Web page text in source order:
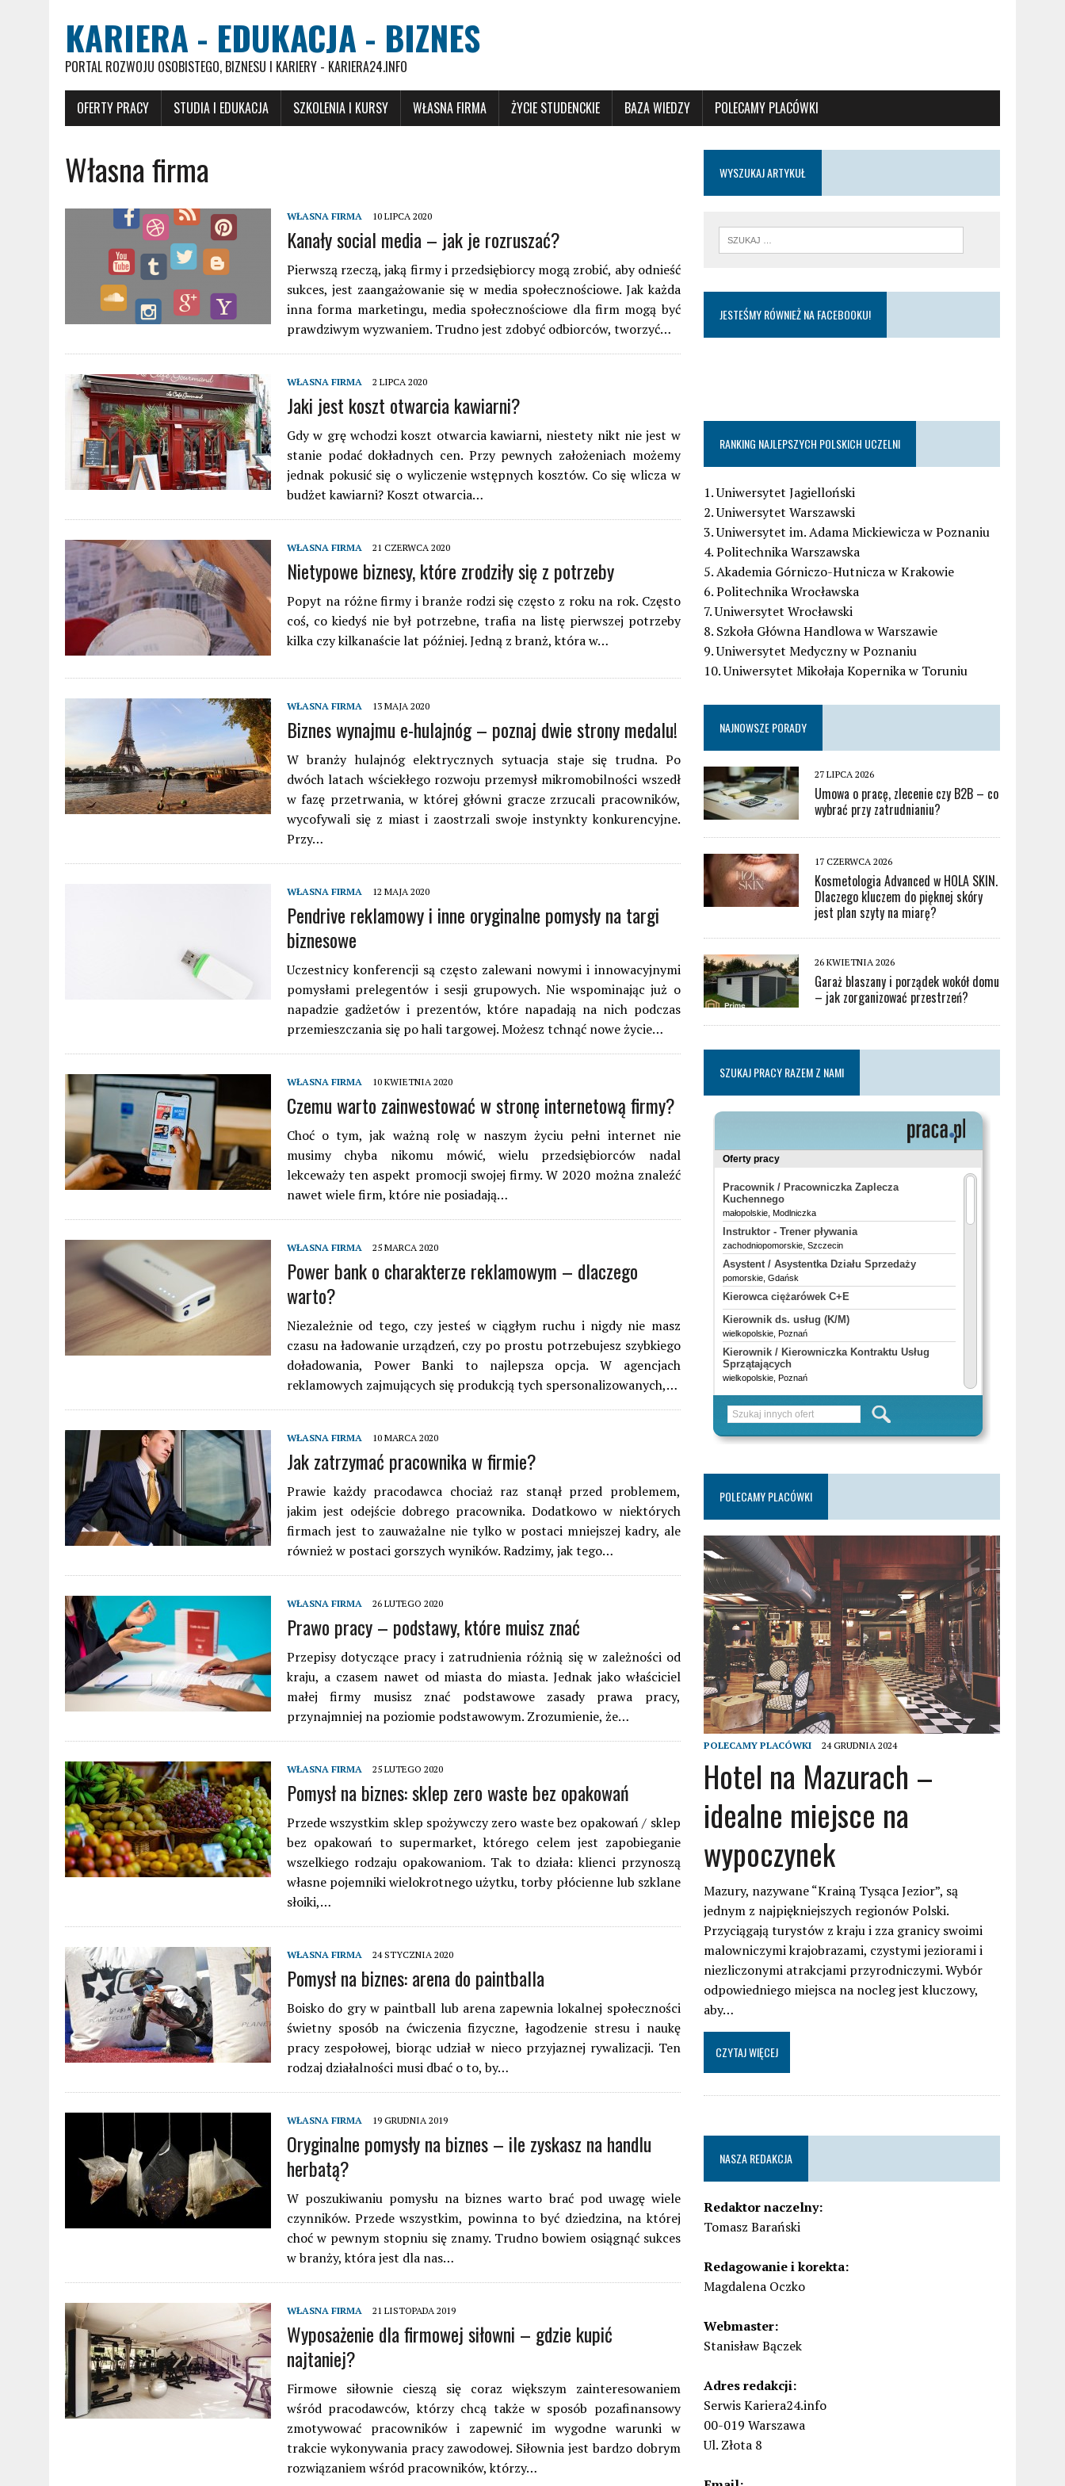
KARIERA - EDUKACJA - BIZNES
PORTAL ROZWOJU OSOBISTEGO, BIZNESU I KARIERY - KARIERA24.INFO
OFERTY PRACY STUDIA I EDUKACJA SZKOLENIA I KURSY WŁASNA FIRMA ŻYCIE STUDENCKIE BAZA WIEDZY POLECAMY PLACÓWKI
Własna firma
WŁASNA FIRMA 10 LIPCA 2020
Kanały social media – jak je rozruszać?
Pierwszą rzeczą, jaką firmy i przedsiębiorcy mogą zrobić, aby odnieść
sukces, jest zaangażowanie się w media społecznościowe. Jak każda
inna forma marketingu, media społecznościowe dla firm mogą być
prawdziwym wyzwaniem. Trudno jest zdobyć odbiorców, tworzyć…
WŁASNA FIRMA 2 LIPCA 2020
Jaki jest koszt otwarcia kawiarni?
Gdy w grę wchodzi koszt otwarcia kawiarni, niestety nikt nie jest w
stanie podać dokładnych cen. Przy pewnych założeniach możemy
jednak pokusić się o wyliczenie wstępnych kosztów. Co się wlicza w
budżet kawiarni? Koszt otwarcia…
WŁASNA FIRMA 21 CZERWCA 2020
Nietypowe biznesy, które zrodziły się z potrzeby
Popyt na różne firmy i branże rodzi się często z roku na rok. Często
coś, co kiedyś nie był potrzebne, trafia na listę pierwszej potrzeby
kilka czy kilkanaście lat później. Jedną z branż, która w…
WŁASNA FIRMA 13 MAJA 2020
Biznes wynajmu e-hulajnóg – poznaj dwie strony medalu!
W branży hulajnóg elektrycznych sytuacja staje się trudna. Po
dwóch latach wściekłego rozwoju przemysł mikromobilności wszedł
w fazę przetrwania, w której główni gracze zrzucali pracowników,
wycofywali się z miast i zaostrzali swoje instynkty konkurencyjne.
Przy…
WŁASNA FIRMA 12 MAJA 2020
Pendrive reklamowy i inne oryginalne pomysły na targi
biznesowe
Uczestnicy konferencji są często zalewani nowymi i innowacyjnymi
pomysłami prelegentów i sesji grupowych. Nie wspominając już o
napadzie gadżetów i prezentów, które napadają na nich podczas
przemieszczania się po hali targowej. Możesz tchnąć nowe życie…
WŁASNA FIRMA 10 KWIETNIA 2020
Czemu warto zainwestować w stronę internetową firmy?
Choć o tym, jak ważną rolę w naszym życiu pełni internet nie
musimy chyba nikomu mówić, wielu przedsiębiorców nadal
lekceważy ten aspekt promocji swojej firmy. W 2020 można znaleźć
nawet wiele firm, które nie posiadają…
WŁASNA FIRMA 25 MARCA 2020
Power bank o charakterze reklamowym – dlaczego
warto?
Niezależnie od tego, czy jesteś w ciągłym ruchu i nigdy nie masz
czasu na ładowanie urządzeń, czy po prostu potrzebujesz szybkiego
doładowania, Power Banki to najlepsza opcja. W agencjach
reklamowych zajmujących się produkcją tych spersonalizowanych,…
WŁASNA FIRMA 10 MARCA 2020
Jak zatrzymać pracownika w firmie?
Prawie każdy pracodawca chociaż raz stanął przed problemem,
jakim jest odejście dobrego pracownika. Dodatkowo w niektórych
firmach jest to zauważalne nie tylko w postaci mniejszej kadry, ale
również w postaci gorszych wyników. Radzimy, jak tego…
WŁASNA FIRMA 26 LUTEGO 2020
Prawo pracy – podstawy, które muisz znać
Przepisy dotyczące pracy i zatrudnienia różnią się w zależności od
kraju, a czasem nawet od miasta do miasta. Jednak jako właściciel
małej firmy musisz znać podstawowe zasady prawa pracy,
przynajmniej na poziomie podstawowym. Zrozumienie, że…
WŁASNA FIRMA 25 LUTEGO 2020
Pomysł na biznes: sklep zero waste bez opakowań
Przede wszystkim sklep spożywczy zero waste bez opakowań / sklep
bez opakowań to supermarket, którego celem jest zapobieganie
wszelkiego rodzaju opakowaniom. Tak to działa: klienci przynoszą
własne pojemniki wielokrotnego użytku, torby płócienne lub szklane
słoiki,…
WŁASNA FIRMA 24 STYCZNIA 2020
Pomysł na biznes: arena do paintballa
Boisko do gry w paintball lub arena zapewnia lokalnej społeczności
świetny sposób na ćwiczenia fizyczne, łagodzenie stresu i naukę
pracy zespołowej, biorąc udział w nieco przyjaznej rywalizacji. Ten
rodzaj działalności musi dbać o to, by…
WŁASNA FIRMA 19 GRUDNIA 2019
Oryginalne pomysły na biznes – ile zyskasz na handlu
herbatą?
W poszukiwaniu pomysłu na biznes warto brać pod uwagę wiele
czynników. Przede wszystkim, powinna to być dziedzina, na której
choć w pewnym stopniu się znamy. Trudno bowiem osiągnąć sukces
w branży, która jest dla nas…
WŁASNA FIRMA 21 LISTOPADA 2019
Wyposażenie dla firmowej siłowni – gdzie kupić
najtaniej?
Firmowe siłownie cieszą się coraz większym zainteresowaniem
wśród pracodawców, którzy chcą także w sposób pozafinansowy
zmotywować pracowników i zapewnić im wygodne warunki w
trakcie wykonywania pracy zawodowej. Siłownia jest bardzo dobrym
rozwiązaniem wśród pracowników, którzy…
WYSZUKAJ ARTYKUŁ
JESTEŚMY RÓWNIEŻ NA FACEBOOKU!
RANKING NAJLEPSZYCH POLSKICH UCZELNI
1. Uniwersytet Jagielloński
2. Uniwersytet Warszawski
3. Uniwersytet im. Adama Mickiewicza w Poznaniu
4. Politechnika Warszawska
5. Akademia Górniczo-Hutnicza w Krakowie
6. Politechnika Wrocławska
7. Uniwersytet Wrocławski
8. Szkoła Główna Handlowa w Warszawie
9. Uniwersytet Medyczny w Poznaniu
10. Uniwersytet Mikołaja Kopernika w Toruniu
NAJNOWSZE PORADY
27 LIPCA 2026
Umowa o pracę, zlecenie czy B2B – co
wybrać przy zatrudnianiu?
17 CZERWCA 2026
Kosmetologia Advanced w HOLA SKIN.
Dlaczego kluczem do pięknej skóry
jest plan szyty na miarę?
26 KWIETNIA 2026
Garaż blaszany i porządek wokół domu
– jak zorganizować przestrzeń?
SZUKAJ PRACY RAZEM Z NAMI
POLECAMY PLACÓWKI
POLECAMY PLACÓWKI 24 GRUDNIA 2024
Hotel na Mazurach –
idealne miejsce na
wypoczynek
Mazury, nazywane “Krainą Tysąca Jezior”, są
jednym z najpiękniejszych regionów Polski.
Przyciągają turystów z kraju i zza granicy swoimi
malowniczymi krajobrazami, czystymi jeziorami i
niezliczonymi atrakcjami przyrodniczymi. Wybór
odpowiedniego miejsca na nocleg jest kluczowy,
aby…
CZYTAJ WIĘCEJ
NASZA REDAKCJA
Redaktor naczelny:
Tomasz Barański
Redagowanie i korekta:
Magdalena Oczko
Webmaster:
Stanisław Bączek
Adres redakcji:
Serwis Kariera24.info
00-019 Warszawa
Ul. Złota 8